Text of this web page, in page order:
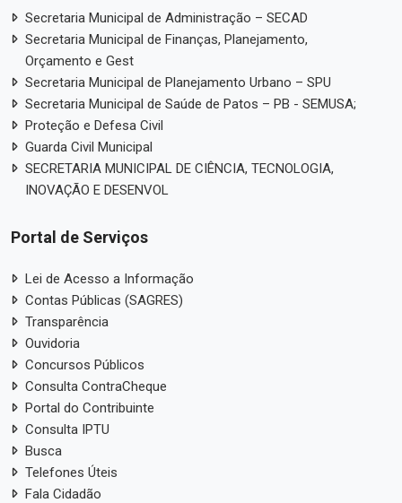
Secretaria Municipal de Administração – SECAD
Secretaria Municipal de Finanças, Planejamento,
Orçamento e Gest
Secretaria Municipal de Planejamento Urbano – SPU
Secretaria Municipal de Saúde de Patos – PB - SEMUSA;
Proteção e Defesa Civil
Guarda Civil Municipal
SECRETARIA MUNICIPAL DE CIÊNCIA, TECNOLOGIA,
INOVAÇÃO E DESENVOL
Portal de Serviços
Lei de Acesso a Informação
Contas Públicas (SAGRES)
Transparência
Ouvidoria
Concursos Públicos
Consulta ContraCheque
Portal do Contribuinte
Consulta IPTU
Busca
Telefones Úteis
Fala Cidadão